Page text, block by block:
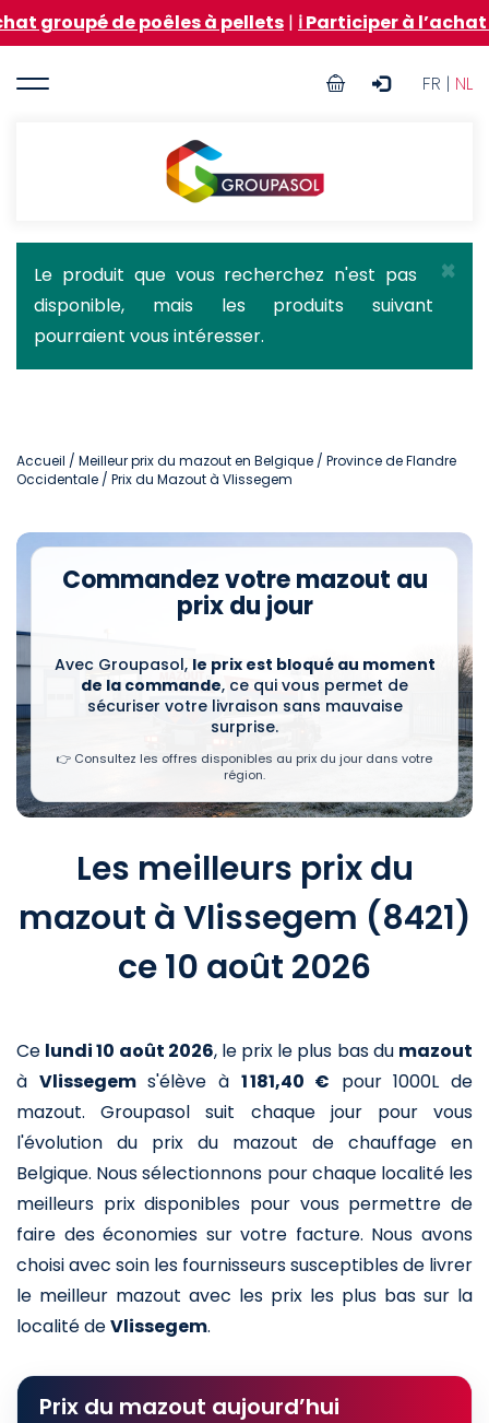
Aller
au
principal
poêles à pellets|ℹ️ Participer à l’achat groupé
FR | NL
User
Groupasol
×
Message
d'état
Le produit que vous recherchez n'est pas
disponible, mais les produits suivant
pourraient vous intéresser.
Accueil / Meilleur prix du mazout en Belgique / Province de Flandre
Occidentale / Prix du Mazout à Vlissegem
Commandez votre mazout au
prix du jour
Avec Groupasol, le prix est bloqué au moment
de la commande, ce qui vous permet de
sécuriser votre livraison sans mauvaise
surprise.
👉 Consultez les offres disponibles au prix du jour dans votre
région.
Les meilleurs prix du
mazout à Vlissegem (8421)
ce 10 août 2026
Ce lundi 10 août 2026, le prix le plus bas du mazout
à Vlissegems'élève à 1 181,40 € pour 1000L de
mazout. Groupasol suit chaque jour pour vous
l'évolution du prix du mazout de chauffage en
Belgique. Nous sélectionnons pour chaque localité les
meilleurs prix disponibles pour vous permettre de
faire des économies sur votre facture. Nous avons
choisi avec soin les fournisseurs susceptibles de livrer
le meilleur mazout avec les prix les plus bas sur la
localité deVlissegem.
Prix du mazout aujourd’hui